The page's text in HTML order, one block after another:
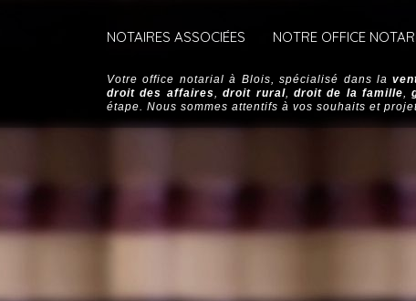
NOTAIRES ASSOCIÉES NOTRE OFFICE
Votre office notarial à Blois, spécialisé dans la
droit des affaires,droit rural, droit de la famille,
étape. Nous sommes attentifs à vos souhaits et